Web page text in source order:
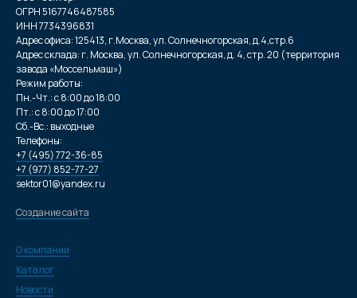
ОГРН 5167746487585
ИНН 7734396831
Адрес офиса: 125413, г.Москва, ул. Солнечногорская, д.4,стр.6
Адрес склада: г. Москва, ул. Солнечногорская, д. 4, стр. 20 (территория
завода «Моссельмаш»)
Режим работы:
Пн.-Чт.: с 8:00 до 18:00
Пт.: с 8:00 до 17:00
Сб.-Вс.: выходные
Телефоны:
+7 (495) 772-36-85
+7 (977) 852-77-27
sektor01@yandex.ru
Создание сайта
О компании
Каталог
Новости